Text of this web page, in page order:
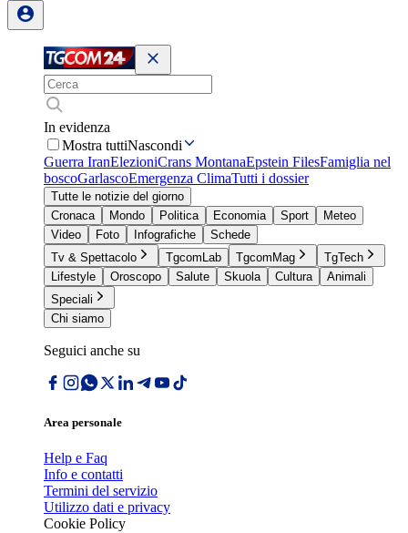
In evidenza
Mostra tuttiNascondi
Guerra IranElezioniCrans MontanaEpstein FilesFamiglia nel
boscoGarlascoEmergenza ClimaTutti i dossier
Tutte le notizie del giorno
Cronaca
Mondo Politica Economia Sport
Meteo
Video
Foto Infografiche
Schede
Tv & Spettacolo
TgcomLab TgcomMag
TgTech
Lifestyle
Oroscopo Salute Skuola Cultura
Animali
Speciali
Chi siamo
Seguici anche su
Area personale
Help e Faq
Info e contatti
Termini del servizio
Utilizzo dati e privacy
Cookie Policy